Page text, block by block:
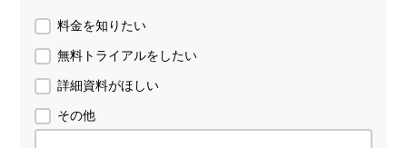
料金を知りたい
無料トライアルをしたい
詳細資料がほしい
その他